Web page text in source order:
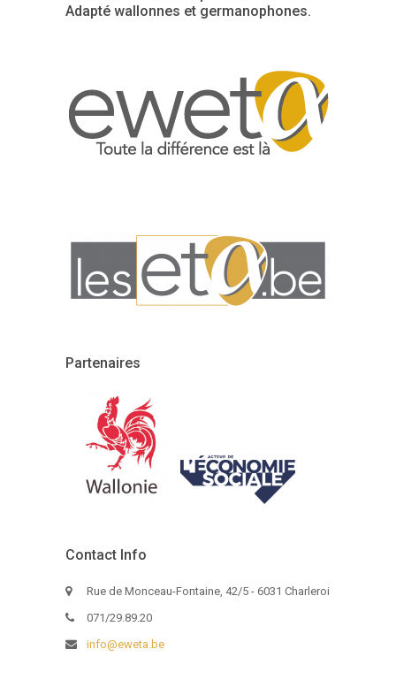
Adapté wallonnes et germanophones.
Partenaires
Contact Info
Rue de Monceau-Fontaine, 42/5 - 6031 Charleroi
071/29.89.20
info@eweta.be